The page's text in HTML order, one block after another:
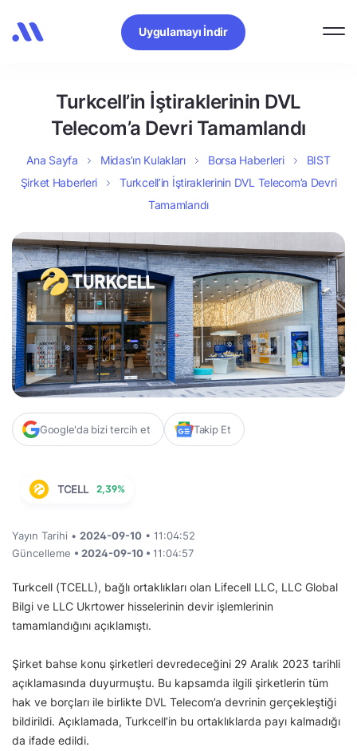
Uygulamayı İndir
Turkcell’in İştiraklerinin DVL
Telecom’a Devri Tamamlandı
Ana Sayfa Midas’ın Kulakları Borsa Haberleri
BIST
Şirket Haberleri
Turkcell’in İştiraklerinin DVL Telecom’a Devri
Tamamlandı
Google'da bizi tercih et Takip Et
TCELL 2,39%
Yayın Tarihi • 2024-09-10 • 11:04:52
Güncelleme • 2024-09-10 • 11:04:57
Turkcell (TCELL), bağlı ortaklıkları olan Lifecell LLC, LLC Global
Bilgi ve LLC Ukrtower hisselerinin devir işlemlerinin
tamamlandığını açıklamıştı.
Şirket bahse konu şirketleri devredeceğini 29 Aralık 2023 tarihli
açıklamasında duyurmuştu. Bu kapsamda ilgili şirketlerin tüm
hak ve borçları ile birlikte DVL Telecom’a devrinin gerçekleştiği
bildirildi. Açıklamada, Turkcell’in bu ortaklıklarda payı kalmadığı
da ifade edildi.